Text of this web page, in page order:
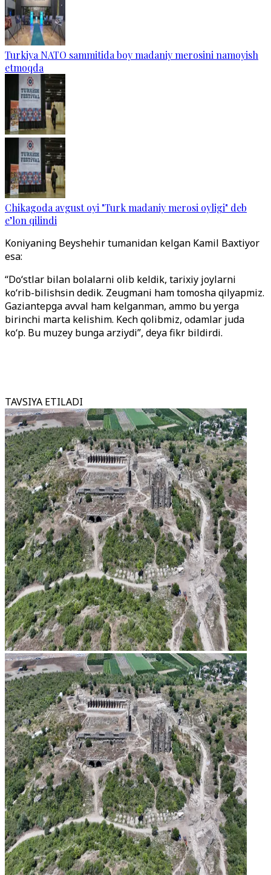
Turkiya NATO sammitida boy madaniy merosini namoyish
etmoqda
Chikagoda avgust oyi "Turk madaniy merosi oyligi" deb
e’lon qilindi
Koniyaning Beyshehir tumanidan kelgan Kamil Baxtiyor
esa:
“Do‘stlar bilan bolalarni olib keldik, tarixiy joylarni
ko‘rib-bilishsin dedik. Zeugmani ham tomosha qilyapmiz.
Gaziantepga avval ham kelganman, ammo bu yerga
birinchi marta kelishim. Kech qolibmiz, odamlar juda
ko‘p. Bu muzey bunga arziydi”, deya fikr bildirdi.
TAVSIYA ETILADI